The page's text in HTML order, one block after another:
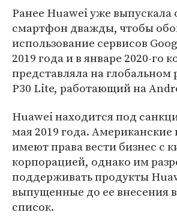
Ранее Huawei уже выпускала
смартфон дважды, чтобы
использование сервисов
2019 года и в январе 2020-го
представляла на глобальном
P30 Lite, работающий на
Huawei находится под
мая 2019 года.
имеют права вести бизнес с
корпорацией, однако им
поддерживать продукты
выпущенные до ее внесения
список.